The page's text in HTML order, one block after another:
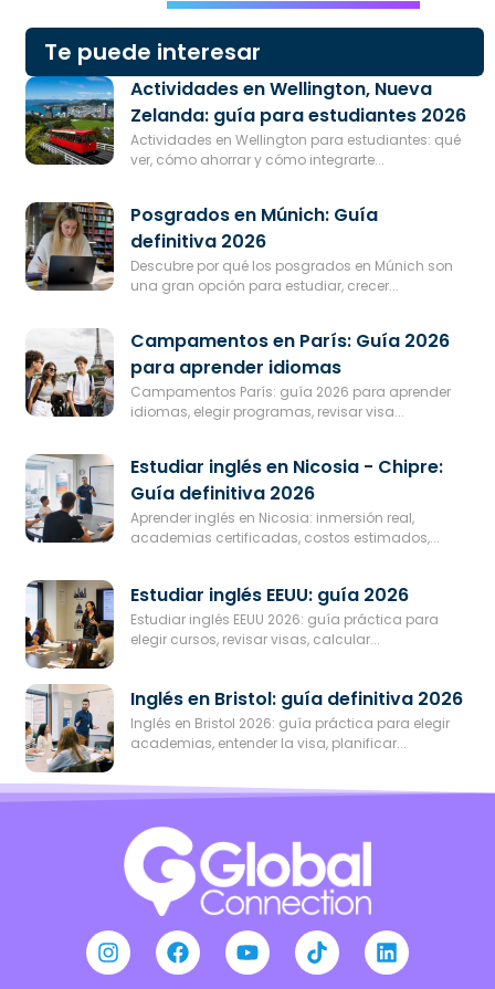
Te puede interesar
Actividades en Wellington, Nueva
Zelanda: guía para estudiantes 2026
Actividades en Wellington para estudiantes: qué
ver, cómo ahorrar y cómo integrarte...
Posgrados en Múnich: Guía
definitiva 2026
Descubre por qué los posgrados en Múnich son
una gran opción para estudiar, crecer...
Campamentos en París: Guía 2026
para aprender idiomas
Campamentos París: guía 2026 para aprender
idiomas, elegir programas, revisar visa...
Estudiar inglés en Nicosia - Chipre:
Guía definitiva 2026
Aprender inglés en Nicosia: inmersión real,
academias certificadas, costos estimados,...
Estudiar inglés EEUU: guía 2026
Estudiar inglés EEUU 2026: guía práctica para
elegir cursos, revisar visas, calcular...
Inglés en Bristol: guía definitiva 2026
Inglés en Bristol 2026: guía práctica para elegir
academias, entender la visa, planificar...